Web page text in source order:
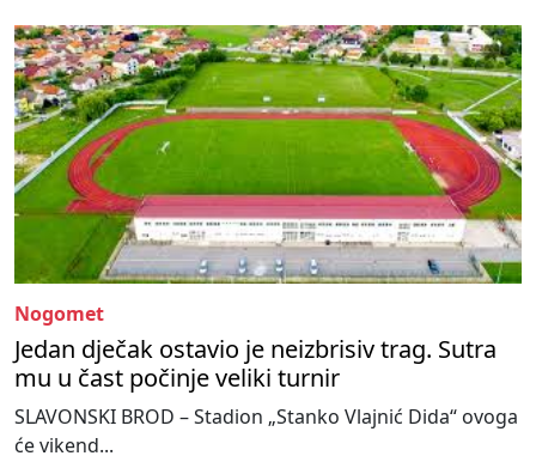
Nogomet
Jedan dječak ostavio je neizbrisiv trag. Sutra
mu u čast počinje veliki turnir
SLAVONSKI BROD – Stadion „Stanko Vlajnić Dida“ ovoga
će vikend...